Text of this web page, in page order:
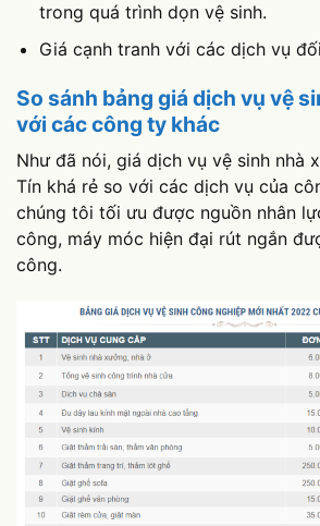
trong quá trình dọn vệ sinh.
Giá cạnh tranh với các dịch vụ
So sánh bảng giá dịch vụ vệ
với các công ty khác
Như đã nói, giá dịch vụ vệ sinh nhà
Tín khá rẻ so với các dịch vụ của
chúng tôi tối ưu được nguồn nhân
công, máy móc hiện đại rút ngắn
công.